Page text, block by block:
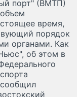
порт" (ВМТП)
время,
порядок
органами. Как
об этом в